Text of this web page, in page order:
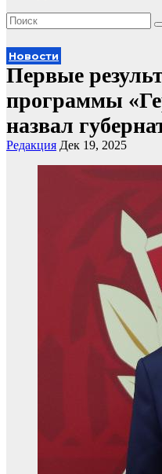
Новости
Первые
программы
назвал
Редакция Дек 19, 2025